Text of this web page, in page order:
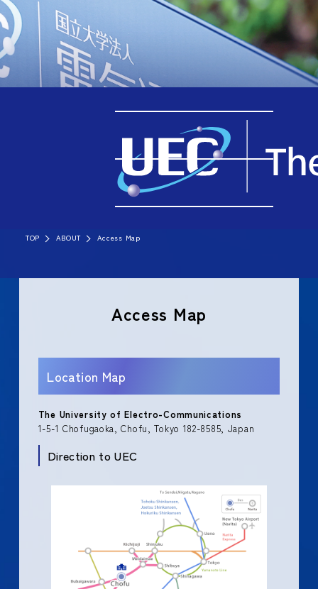
TOP ABOUT Access Map
Access Map
Location Map
The University of Electro-Communications
1-5-1 Chofugaoka, Chofu, Tokyo 182-8585, Japan
Direction to UEC